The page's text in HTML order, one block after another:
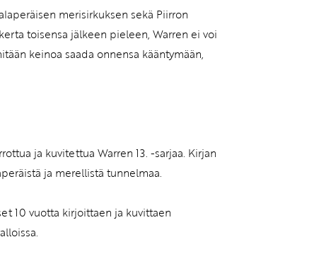
merisirkuksen sekä Piirron
toisensa jälkeen pieleen, Warren ei voi
keinoa saada onnensa kääntymään,
ja kuvitettua Warren 13. -sarjaa. Kirjan
ja merellistä tunnelmaa.
10 vuotta kirjoittaen ja kuvittaen